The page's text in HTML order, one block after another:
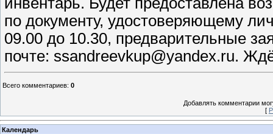
по документу, удостоверяющему
09.00 до 10.30, предварительные
почте: ssandreevkup@yandex.ru.
Всего комментариев: 0
Добавлять комментарии
[
Календарь